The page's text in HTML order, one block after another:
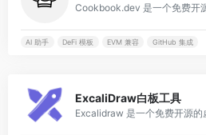
AI 助手 DeFi 模板 EVM 兼容 GitHub 集成
ExcaliDraw白板工具